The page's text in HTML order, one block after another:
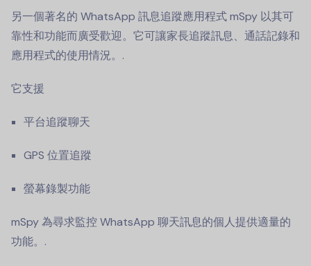
另一個著名的 WhatsApp 訊息追蹤應用程式mSpy 以其可
靠性和功能而廣受歡迎。它可讓家長追蹤訊息、通話記錄和
應用程式的使用情況。.
它支援
平台追蹤聊天
GPS 位置追蹤
螢幕錄製功能
mSpy 為尋求監控 WhatsApp 聊天訊息的個人提供適量的
功能。.